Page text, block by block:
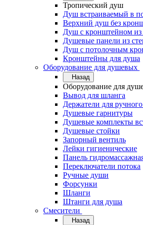
Тропический душ
Душ встраиваемый в
Верхний душ без
Душ с кронштейном из
Душевые панели из
Душ с потолочным
Кронштейны для душа
Оборудование для душевых
Назад
Оборудование для
Вывод для шланга
Держатели для
Душевые гарнитуры
Душевые комплекты
Душевые стойки
Запорный вентиль
Лейки гигиенические
Панель
Переключатели потока
Ручные души
Форсунки
Шланги
Штанги для душа
Смесители
Назад